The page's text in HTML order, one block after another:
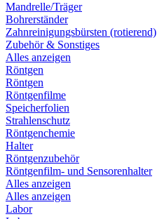
Mandrelle/Träger
Bohrerständer
Zahnreinigungsbürsten (rotierend)
Zubehör & Sonstiges
Alles anzeigen
Röntgen
Röntgen
Röntgenfilme
Speicherfolien
Strahlenschutz
Röntgenchemie
Halter
Röntgenzubehör
Röntgenfilm- und Sensorenhalter
Alles anzeigen
Alles anzeigen
Labor